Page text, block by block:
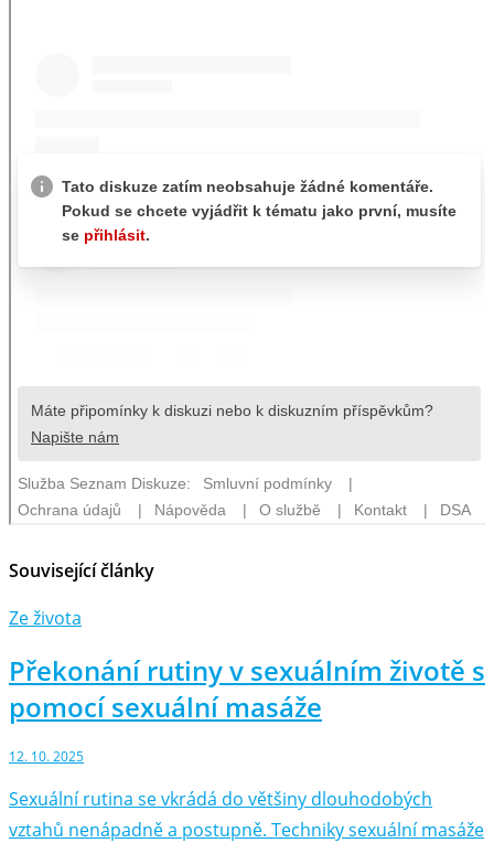
Související články
Ze života
Překonání rutiny v sexuálním životě s
pomocí sexuální masáže
12. 10. 2025
Sexuální rutina se vkrádá do většiny dlouhodobých
vztahů nenápadně a postupně. Techniky sexuální masáže